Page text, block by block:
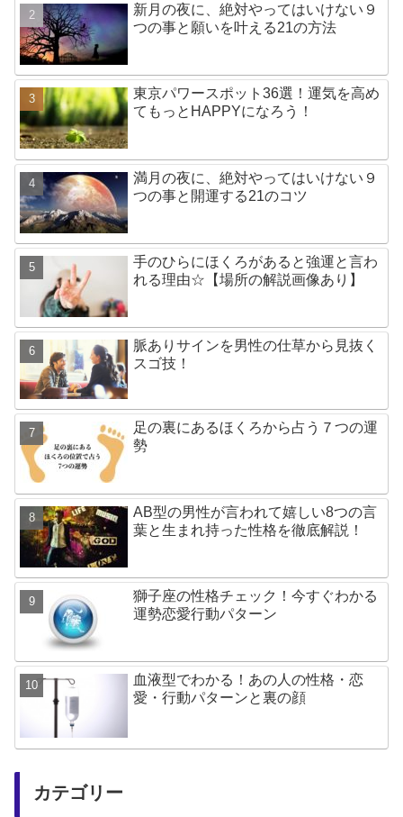
新月の夜に、絶対やってはいけない９
つの事と願いを叶える21の方法
東京パワースポット36選！運気を高め
てもっとHAPPYになろう！
満月の夜に、絶対やってはいけない９
つの事と開運する21のコツ
手のひらにほくろがあると強運と言わ
れる理由☆【場所の解説画像あり】
脈ありサインを男性の仕草から見抜く
スゴ技！
足の裏にあるほくろから占う７つの運
勢
AB型の男性が言われて嬉しい8つの言
葉と生まれ持った性格を徹底解説！
獅子座の性格チェック！今すぐわかる
運勢恋愛行動パターン
血液型でわかる！あの人の性格・恋
愛・行動パターンと裏の顔
カテゴリー